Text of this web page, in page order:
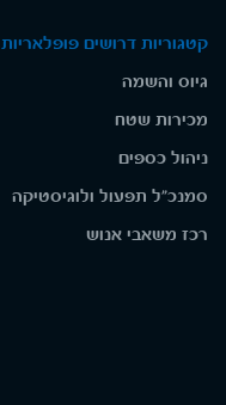
קטגוריות דרושים פופלאריות
גיוס והשמה
מכירות שטח
ניהול כספים
סמנכ"ל תפעול ולוגיסטיקה
רכז משאבי אנוש